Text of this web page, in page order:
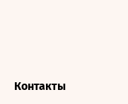
Контакты